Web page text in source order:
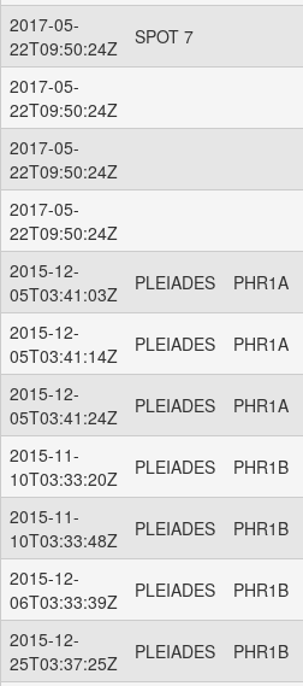
2017-05-
22T09:50:24Z
SPOT 7
2017-05-
22T09:50:24Z
2017-05-
22T09:50:24Z
2017-05-
22T09:50:24Z
2015-12-
05T03:41:03Z
PLEIADES PHR1A
2015-12-
05T03:41:14Z
PLEIADES PHR1A
2015-12-
05T03:41:24Z
PLEIADES PHR1A
2015-11-
10T03:33:20Z
PLEIADES PHR1B
2015-11-
10T03:33:48Z
PLEIADES PHR1B
2015-12-
06T03:33:39Z
PLEIADES PHR1B
2015-12-
25T03:37:25Z
PLEIADES PHR1B